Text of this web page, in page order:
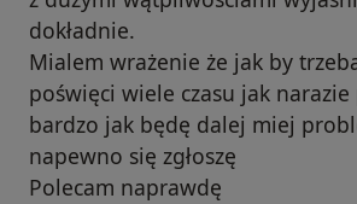
dokładnie.
Mialem wrażenie że jak by
poświęci wiele czasu jak
bardzo jak będę dalej miej
napewno się zgłoszę
Polecam naprawdę